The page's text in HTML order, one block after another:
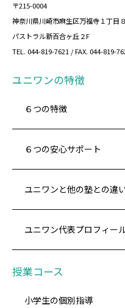
〒215-0004
神奈川県川崎市麻生区万福寺１丁目
パストラル新百合ヶ丘２F
TEL. 044-819-7621 / FAX. 044-819-
ユニワンの特徴
６つの特徴
６つの安心サポート
ユニワンと他の塾との違
ユニワン代表プロフィー
授業コース
小学生の個別指導